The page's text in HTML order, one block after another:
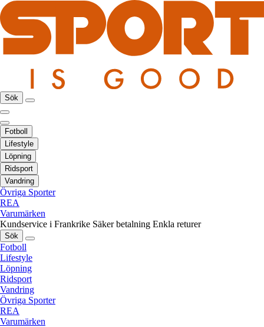
Sök
Fotboll
Lifestyle
Löpning
Ridsport
Vandring
Övriga Sporter
REA
Varumärken
Kundservice i Frankrike Säker betalning Enkla returer
Sök
Fotboll
Lifestyle
Löpning
Ridsport
Vandring
Övriga Sporter
REA
Varumärken